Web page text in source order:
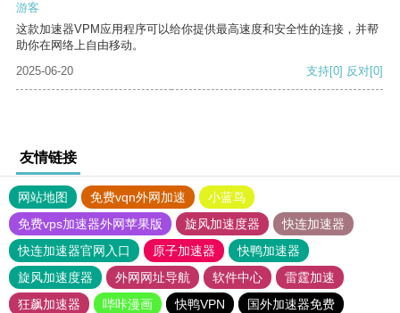
游客
这款加速器VPM应用程序可以给你提供最高速度和安全性的连接，并帮
助你在网络上自由移动。
2025-06-20
支持[0] 反对[0]
友情链接
网站地图 免费vqn外网加速
小蓝鸟
免费vps加速器外网苹果版
旋风加速度器
快连加速器
快连加速器官网入口
原子加速器
快鸭加速器
旋风加速度器
外网网址导航 软件中心
雷霆加速
狂飙加速器
哔咔漫画 快鸭VPN
国外加速器免费